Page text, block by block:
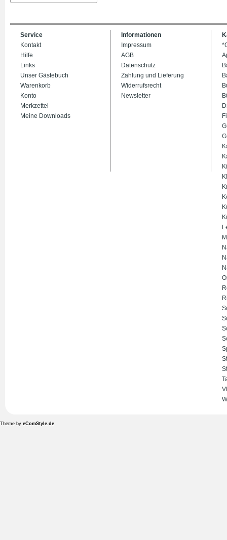
Service
Kontakt
Hilfe
Links
Unser Gästebuch
Warenkorb
Konto
Merkzettel
Meine Downloads
Informationen
Impressum
AGB
Datenschutz
Zahlung und Lieferung
Widerrufsrecht
Newsletter
Theme by eComStyle.de